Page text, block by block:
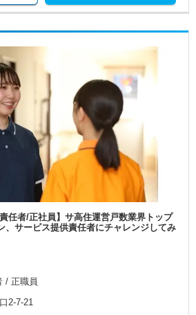
任者/正社員】サ高住運営戸数業界トップ
、サービス提供責任者にチャレンジしてみ
/ 正職員
2-7-21